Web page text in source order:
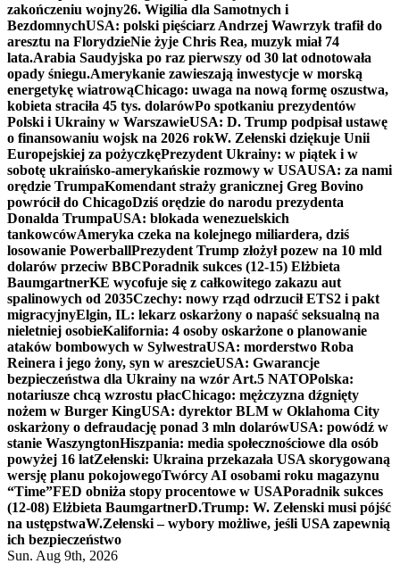
zakończeniu wojny26. Wigilia dla Samotnych i
BezdomnychUSA: polski pięściarz Andrzej Wawrzyk trafił do
aresztu na FlorydzieNie żyje Chris Rea, muzyk miał 74
lata.Arabia Saudyjska po raz pierwszy od 30 lat odnotowała
opady śniegu.Amerykanie zawieszają inwestycje w morską
energetykę wiatrowąChicago: uwaga na nową formę oszustwa,
kobieta straciła 45 tys. dolarówPo spotkaniu prezydentów
Polski i Ukrainy w WarszawieUSA: D. Trump podpisał ustawę
o finansowaniu wojsk na 2026 rokW. Zełenski dziękuje Unii
Europejskiej za pożyczkęPrezydent Ukrainy: w piątek i w
sobotę ukraińsko-amerykańskie rozmowy w USAUSA: za nami
orędzie TrumpaKomendant straży granicznej Greg Bovino
powrócił do ChicagoDziś orędzie do narodu prezydenta
Donalda TrumpaUSA: blokada wenezuelskich
tankowcówAmeryka czeka na kolejnego miliardera, dziś
losowanie PowerballPrezydent Trump złożył pozew na 10 mld
dolarów przeciw BBCPoradnik sukces (12-15) Elżbieta
BaumgartnerKE wycofuje się z całkowitego zakazu aut
spalinowych od 2035Czechy: nowy rząd odrzucił ETS2 i pakt
migracyjnyElgin, IL: lekarz oskarżony o napaść seksualną na
nieletniej osobieKalifornia: 4 osoby oskarżone o planowanie
ataków bombowych w SylwestraUSA: morderstwo Roba
Reinera i jego żony, syn w areszcieUSA: Gwarancje
bezpieczeństwa dla Ukrainy na wzór Art.5 NATOPolska:
notariusze chcą wzrostu płacChicago: mężczyzna dźgnięty
nożem w Burger KingUSA: dyrektor BLM w Oklahoma City
oskarżony o defraudację ponad 3 mln dolarówUSA: powódź w
stanie WaszyngtonHiszpania: media społecznościowe dla osób
powyżej 16 latZełenski: Ukraina przekazała USA skorygowaną
wersję planu pokojowegoTwórcy AI osobami roku magazynu
“Time”FED obniża stopy procentowe w USAPoradnik sukces
(12-08) Elżbieta BaumgartnerD.Trump: W. Zełenski musi pójść
na ustępstwaW.Zełenski – wybory możliwe, jeśli USA zapewnią
ich bezpieczeństwo
Sun. Aug 9th, 2026